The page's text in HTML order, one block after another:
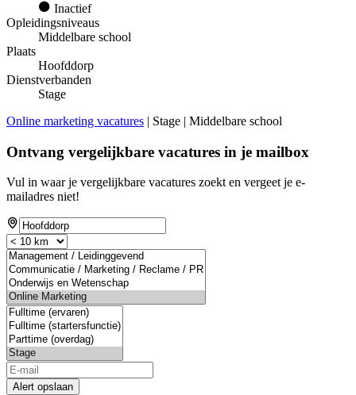
Inactief
Opleidingsniveaus
Middelbare school
Plaats
Hoofddorp
Dienstverbanden
Stage
Online marketing vacatures | Stage | Middelbare school
Ontvang vergelijkbare vacatures in je mailbox
Vul in waar je vergelijkbare vacatures zoekt en vergeet je e-
mailadres niet!
Alert opslaan